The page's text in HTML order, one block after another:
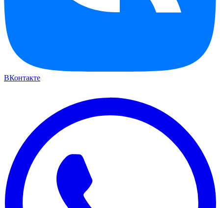
ВКонтакте